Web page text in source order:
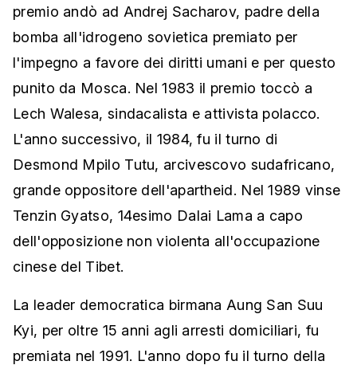
premio andò ad Andrej Sacharov, padre della
bomba all'idrogeno sovietica premiato per
l'impegno a favore dei diritti umani e per questo
punito da Mosca. Nel 1983 il premio toccò a
Lech Walesa, sindacalista e attivista polacco.
L'anno successivo, il 1984, fu il turno di
Desmond Mpilo Tutu, arcivescovo sudafricano,
grande oppositore dell'apartheid. Nel 1989 vinse
Tenzin Gyatso, 14esimo Dalai Lama a capo
dell'opposizione non violenta all'occupazione
cinese del Tibet.
La leader democratica birmana Aung San Suu
Kyi, per oltre 15 anni agli arresti domiciliari, fu
premiata nel 1991. L'anno dopo fu il turno della